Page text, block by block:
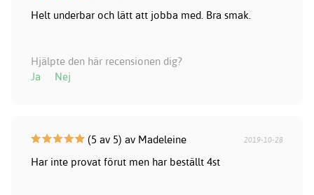
Helt underbar och lätt att jobba med. Bra smak.
Hjälpte den här recensionen dig?
Ja
Nej
(5 av 5) av Madeleine 2019-10-28
Har inte provat förut men har beställt 4st